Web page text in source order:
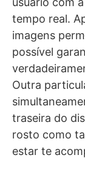
tempo real.
imagens
possível
Outra
traseira do
rosto como
estar te